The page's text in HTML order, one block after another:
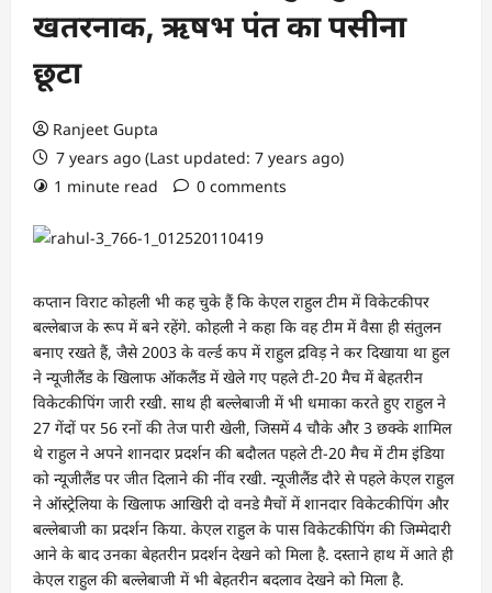
खतरनाक, ऋषभ पंत का पसीना
छूटा
Ranjeet Gupta
7 years ago (Last updated: 7 years ago)
1 minute read
0 comments
कप्तान विराट कोहली भी कह चुके हैं कि केएल राहुल टीम में विकेटकीपर
बल्लेबाज के रूप में बने रहेंगे. कोहली ने कहा कि वह टीम में वैसा ही संतुलन
बनाए रखते हैं, जैसे 2003 के वर्ल्ड कप में राहुल द्रविड़ ने कर दिखाया था हुल
ने न्यूजीलैंड के खिलाफ ऑकलैंड में खेले गए पहले टी-20 मैच में बेहतरीन
विकेटकीपिंग जारी रखी. साथ ही बल्लेबाजी में भी धमाका करते हुए राहुल ने
27 गेंदों पर 56 रनों की तेज पारी खेली, जिसमें 4 चौके और 3 छक्के शामिल
थे राहुल ने अपने शानदार प्रदर्शन की बदौलत पहले टी-20 मैच में टीम इंडिया
को न्यूजीलैंड पर जीत दिलाने की नींव रखी. न्यूजीलैंड दौरे से पहले केएल राहुल
ने ऑस्ट्रेलिया के खिलाफ आखिरी दो वनडे मैचों में शानदार विकेटकीपिंग और
बल्लेबाजी का प्रदर्शन किया. केएल राहुल के पास विकेटकीपिंग की जिम्मेदारी
आने के बाद उनका बेहतरीन प्रदर्शन देखने को मिला है. दस्ताने हाथ में आते ही
केएल राहुल की बल्लेबाजी में भी बेहतरीन बदलाव देखने को मिला है.